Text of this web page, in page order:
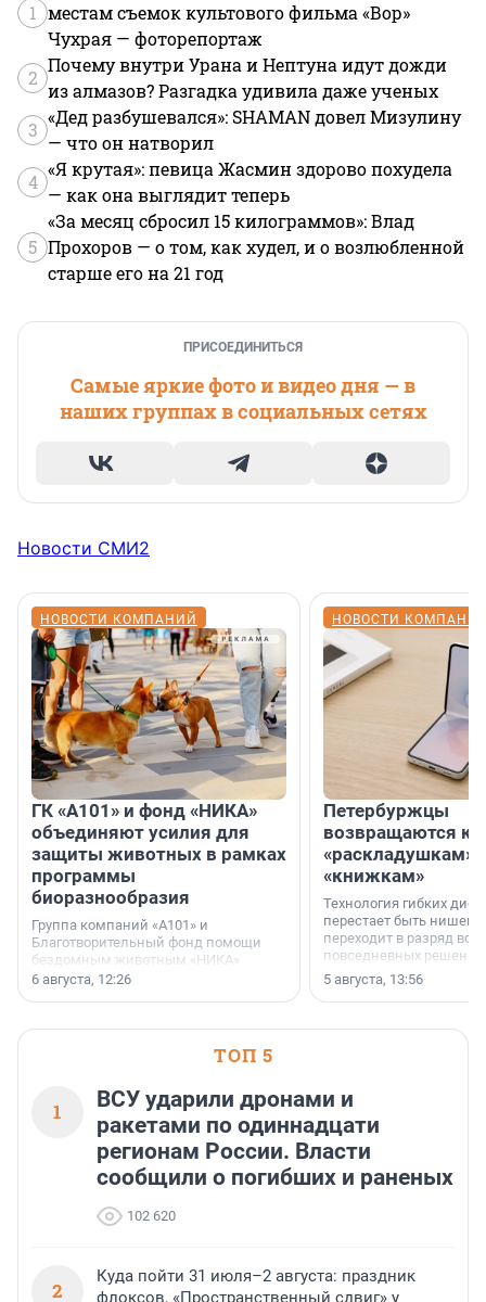
1 местам съемок культового фильма «Вор»
Чухрая — фоторепортаж
2
Почему внутри Урана и Нептуна идут дожди
из алмазов? Разгадка удивила даже ученых
3
«Дед разбушевался»: SHAMAN довел Мизулину
— что он натворил
4
«Я крутая»: певица Жасмин здорово похудела
— как она выглядит теперь
5
«За месяц сбросил 15 килограммов»: Влад
Прохоров — о том, как худел, и о возлюбленной
старше его на 21 год
ПРИСОЕДИНИТЬСЯ
Самые яркие фото и видео дня — в
наших группах в социальных сетях
Новости СМИ2
НОВОСТИ КОМПАНИЙ
ГК «А101» и фонд «НИКА»
объединяют усилия для
защиты животных в рамках
программы
биоразнообразия
Группа компаний «А101» и
Благотворительный фонд помощи
бездомным животным «НИКА»
заключили соглашение о
6 августа, 12:26
НОВОСТИ
Петербуржцы
возвращаются к
«раскладушкам»
«книжкам»
Технология гибких
перестает быть
переходит в разряд
повседневных
5 августа, 13:56
ТОП 5
1
ВСУ ударили дронами и
ракетами по одиннадцати
регионам России. Власти
сообщили о погибших и раненых
102 620
2
Куда пойти 31 июля–2 августа: праздник
флоксов, «Пространственный сдвиг» у